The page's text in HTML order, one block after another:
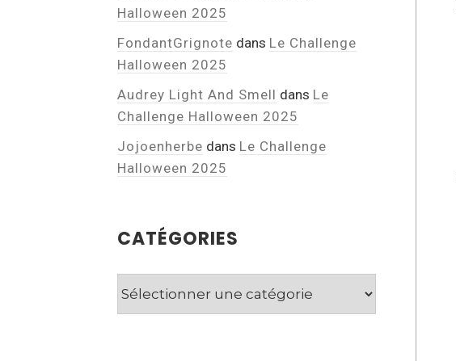
Halloween 2025
FondantGrignote dans Le Challenge
Halloween 2025
Audrey Light And Smell dans Le
Challenge Halloween 2025
Jojoenherbe dans Le Challenge
Halloween 2025
CATÉGORIES
Catégories